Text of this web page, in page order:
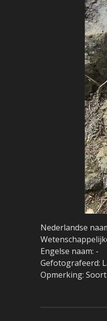
Nederlandse
Engelse naam: -
Gefotografeerd:
Opmerking: